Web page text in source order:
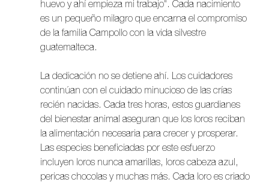
huevo y ahí empieza mi trabajo". Cada nacimiento
es un pequeño milagro que encarna el compromiso
de la familia Campollo con la vida silvestre
guatemalteca.
La dedicación no se detiene ahí. Los cuidadores
continúan con el cuidado minucioso de las crías
recién nacidas. Cada tres horas, estos guardianes
del bienestar animal aseguran que los loros reciban
la alimentación necesaria para crecer y prosperar.
Las especies beneficiadas por este esfuerzo
incluyen loros nunca amarillas, loros cabeza azul,
pericas chocolas y muchas más. Cada loro es criado